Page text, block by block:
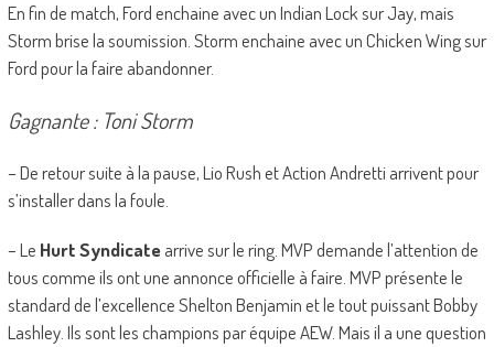
En fin de match, Ford enchaine avec un Indian Lock sur Jay, mais
Storm brise la soumission. Storm enchaine avec un Chicken Wing sur
Ford pour la faire abandonner.
Gagnante : Toni Storm
– De retour suite à la pause, Lio Rush et Action Andretti arrivent pour
s’installer dans la foule.
– Le Hurt Syndicatearrive sur le ring. MVP demande l’attention de
tous comme ils ont une annonce officielle à faire. MVP présente le
standard de l’excellence Shelton Benjamin et le tout puissant Bobby
Lashley. Ils sont les champions par équipe AEW. Mais il a une question